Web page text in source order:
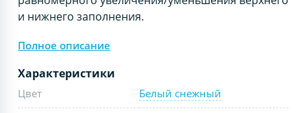
и нижнего заполнения.
Полное описание
Характеристики
Цвет Белый снежный